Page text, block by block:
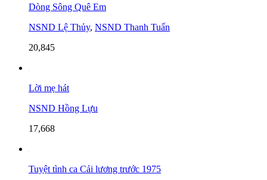
Dòng Sông Quê Em
NSND Lệ Thủy, NSND Thanh Tuấn
20,845
Lời mẹ hát
NSND Hồng Lựu
17,668
Tuyệt tình ca Cải lương trước 1975